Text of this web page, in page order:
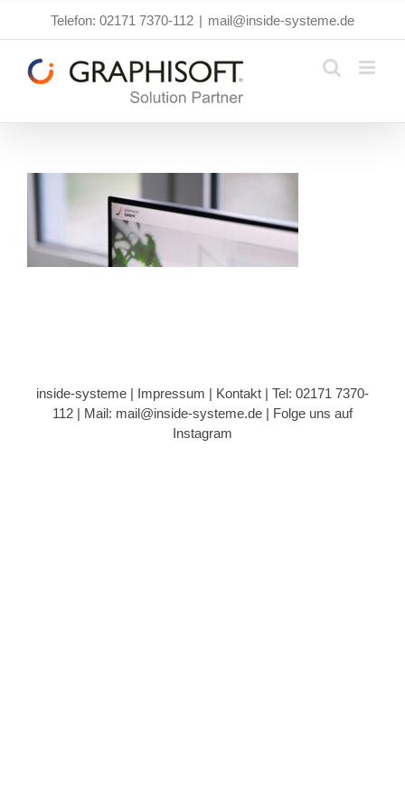
springen
Telefon: 02171 7370-112 | mail@inside-systeme.de
inside-systeme | Impressum | Kontakt | Tel: 02171 7370-
112 | Mail: mail@inside-systeme.de | Folge uns auf
Instagram